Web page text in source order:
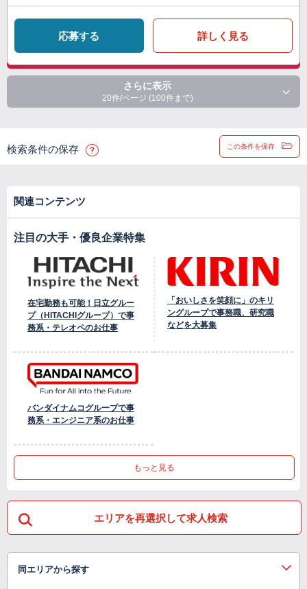
応募する 詳しく見る
さらに表示
20件/ページ (100件まで)
検索条件の保存 この条件を保存
関連コンテンツ
注目の大手・優良企業特集
在宅勤務も可能！日立グルー
プ（HITACHIグループ）で事
務系・テレオペのお仕事
「おいしさを笑顔に」のキリ
ングループで事務職、研究職
などを大募集
バンダイナムコグループで事
務系・エンジニア系のお仕事
もっと見る
エリアを再選択して求人検索
同エリアから探す